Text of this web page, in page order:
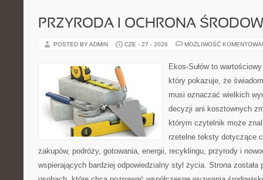
PRZYRODA I OCHRONA
POSTED BY ADMIN CZE - 27 - 2026 MOŻLIWOŚĆ
Ekos-Sułów to
który pokazuje, że
musi oznaczać wielkich
decyzji ani kosztownych
którym czytelnik może
rzetelne teksty dotyczące
zakupów, podróży, gotowania, energii, recyklingu, przyrody i
wspierających bardziej odpowiedzialny styl życia. Strona została